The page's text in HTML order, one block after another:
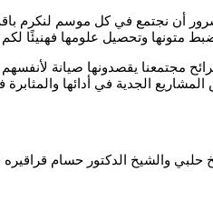
أن نجتمع في كل موسم لنكرم
لضبط متونها وتحصيل علومها فهنيئًا
مجتمعنا يقصدونها صيانة
الجدية في أدائها
والشيخ الدكتور حسام قراقيره